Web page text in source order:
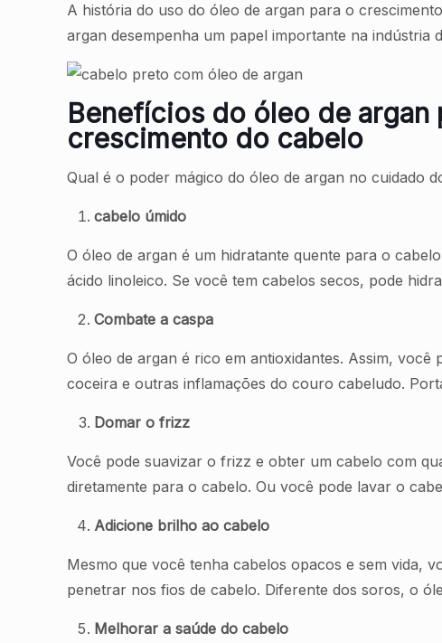
A história do uso do óleo de argan para o
argan desempenha um papel importante na
Benefícios do óleo de argan
crescimento do cabelo
Qual é o poder mágico do óleo de argan no cuidado
cabelo úmido
O óleo de argan é um hidratante quente para o
ácido linoleico. Se você tem cabelos secos, pode
Combate a caspa
O óleo de argan é rico em antioxidantes. Assim,
coceira e outras inflamações do couro cabeludo.
Domar o frizz
Você pode suavizar o frizz e obter um cabelo com
diretamente para o cabelo. Ou você pode lavar o
Adicione brilho ao cabelo
Mesmo que você tenha cabelos opacos e sem vida,
penetrar nos fios de cabelo. Diferente dos soros, o
Melhorar a saúde do cabelo